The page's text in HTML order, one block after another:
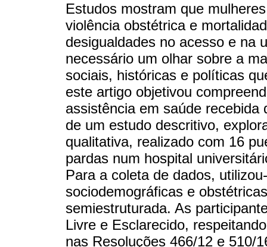
Estudos mostram que
violência obstétrica e
desigualdades no acesso e na
necessário um olhar sobre a
sociais, históricas e políticas
este artigo objetivou
assistência em saúde
de um estudo descritivo,
qualitativa, realizado com 16
pardas num hospital
Para a coleta de dados,
sociodemográficas e
semiestruturada. As
Livre e Esclarecido,
nas Resoluções 466/12 e 510/